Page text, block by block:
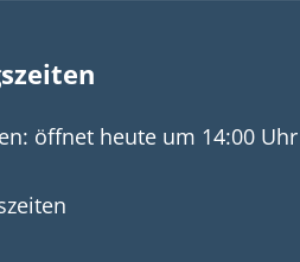
weitere Öffnungs- oder
öffnet heute um 14:00 Uhr